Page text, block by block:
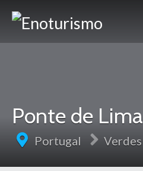
Ponte de Lima
Portugal Verdes